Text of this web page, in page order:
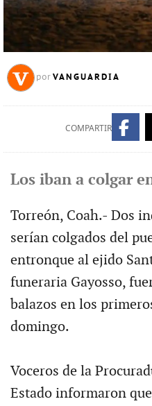
por VANGUARDIA
COMPARTIR
Los iban a colgar
Torreón, Coah.- Dos
serían colgados del
entronque al ejido
funeraria Gayosso,
balazos en los
domingo.
Voceros de la
Estado informaron